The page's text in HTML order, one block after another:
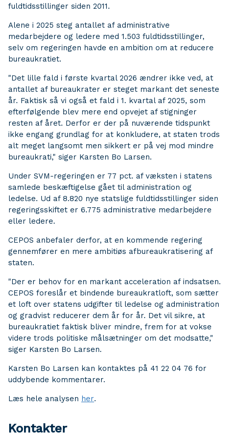
fuldtidsstillinger siden 2011.
Alene i 2025 steg antallet af administrative
medarbejdere og ledere med 1.503 fuldtidsstillinger,
selv om regeringen havde en ambition om at reducere
bureaukratiet.
"Det lille fald i første kvartal 2026 ændrer ikke ved, at
antallet af bureaukrater er steget markant det seneste
år. Faktisk så vi også et fald i 1. kvartal af 2025, som
efterfølgende blev mere end opvejet af stigninger
resten af året. Derfor er der på nuværende tidspunkt
ikke engang grundlag for at konkludere, at staten trods
alt meget langsomt men sikkert er på vej mod mindre
bureaukrati," siger Karsten Bo Larsen.
Under SVM-regeringen er 77 pct. af væksten i statens
samlede beskæftigelse gået til administration og
ledelse. Ud af 8.820 nye statslige fuldtidsstillinger siden
regeringsskiftet er 6.775 administrative medarbejdere
eller ledere.
CEPOS anbefaler derfor, at en kommende regering
gennemfører en mere ambitiøs afbureaukratisering af
staten.
"Der er behov for en markant acceleration af indsatsen.
CEPOS foreslår et bindende bureaukratloft, som sætter
et loft over statens udgifter til ledelse og administration
og gradvist reducerer dem år for år. Det vil sikre, at
bureaukratiet faktisk bliver mindre, frem for at vokse
videre trods politiske målsætninger om det modsatte,"
siger Karsten Bo Larsen.
Karsten Bo Larsen kan kontaktes på 41 22 04 76 for
uddybende kommentarer.
Læs hele analysen her.
Kontakter